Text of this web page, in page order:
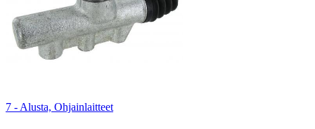
7 - Alusta, Ohjainlaitteet